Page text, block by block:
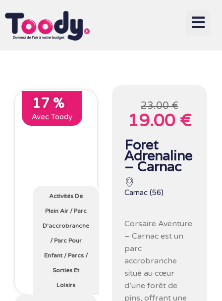
17 %
Avec Toody
Activités De
Plein Air /Parc
D'accrobranche
/Parc Pour
Enfant /Parcs /
Sorties Et
Loisirs
23.00 €
19.00 €
Foret
Adrenaline
– Carnac
Carnac (56)
Corsaire Aventure
– Carnac est un
parc
accrobranche
situé au cœur
d’une forêt de
pins, offrant une